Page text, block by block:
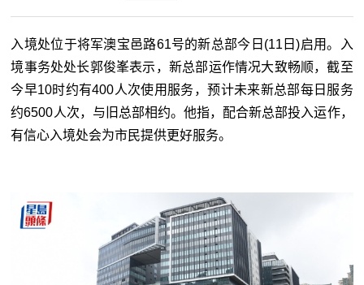
入境处位于将军澳宝邑路61号的新总部今日(11日)启用。入
境事务处处长郭俊峯表示，新总部运作情况大致畅顺，截至
今早10时约有400人次使用服务，预计未来新总部每日服务
约6500人次，与旧总部相约。他指，配合新总部投入运作，
有信心入境处会为市民提供更好服务。